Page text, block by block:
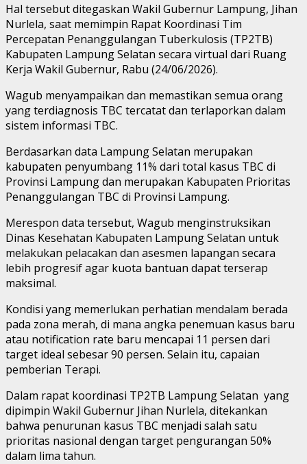
Hal tersebut ditegaskan Wakil Gubernur Lampung, Jihan
Nurlela, saat memimpin Rapat Koordinasi Tim
Percepatan Penanggulangan Tuberkulosis (TP2TB)
Kabupaten Lampung Selatan secara virtual dari Ruang
Kerja Wakil Gubernur, Rabu (24/06/2026).
Wagub menyampaikan dan memastikan semua orang
yang terdiagnosis TBC tercatat dan terlaporkan dalam
sistem informasi TBС.
Berdasarkan data Lampung Selatan merupakan
kabupaten penyumbang 11% dari total kasus TBC di
Provinsi Lampung dan merupakan Kabupaten Prioritas
Penanggulangan TBC di Provinsi Lampung.
Merespon data tersebut, Wagub menginstruksikan
Dinas Kesehatan Kabupaten Lampung Selatan untuk
melakukan pelacakan dan asesmen lapangan secara
lebih progresif agar kuota bantuan dapat terserap
maksimal.
Kondisi yang memerlukan perhatian mendalam berada
pada zona merah, di mana angka penemuan kasus baru
atau notification rate baru mencapai 11 persen dari
target ideal sebesar 90 persen. Selain itu, capaian
pemberian Terapi.
Dalam rapat koordinasi TP2TB Lampung Selatan yang
dipimpin Wakil Gubernur Jihan Nurlela, ditekankan
bahwa penurunan kasus TBC menjadi salah satu
prioritas nasional dengan target pengurangan 50%
dalam lima tahun.